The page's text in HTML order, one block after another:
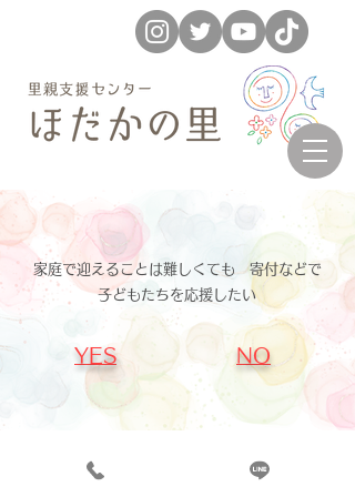
家庭で迎えることは難しくても 寄付などで
子どもたちを応援したい
​YES NO
Copyright © 社会福祉法人中央有鄰学院 All Rights Reserved.